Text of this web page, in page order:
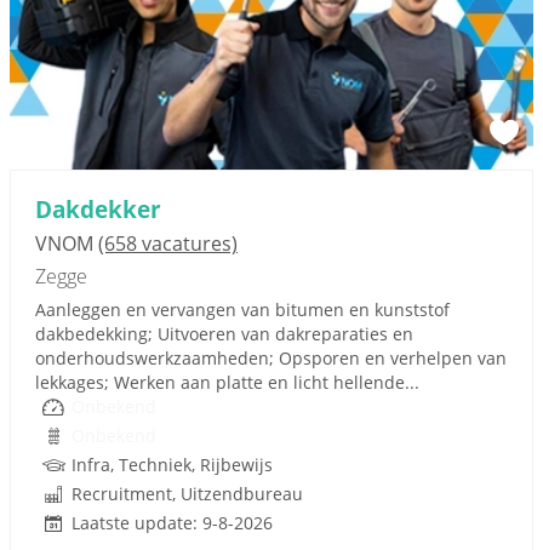
Dakdekker
VNOM (658 vacatures)
Zegge
Aanleggen en vervangen van bitumen en kunststof
dakbedekking; Uitvoeren van dakreparaties en
onderhoudswerkzaamheden; Opsporen en verhelpen van
lekkages; Werken aan platte en licht hellende...
Infra, Techniek, Rijbewijs
Recruitment, Uitzendbureau
Laatste update: 9-8-2026